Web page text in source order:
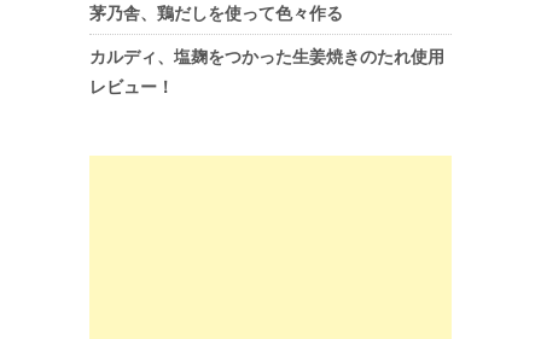
茅乃舎、鶏だしを使って色々作る
カルディ、塩麹をつかった生姜焼きのたれ使用
レビュー！